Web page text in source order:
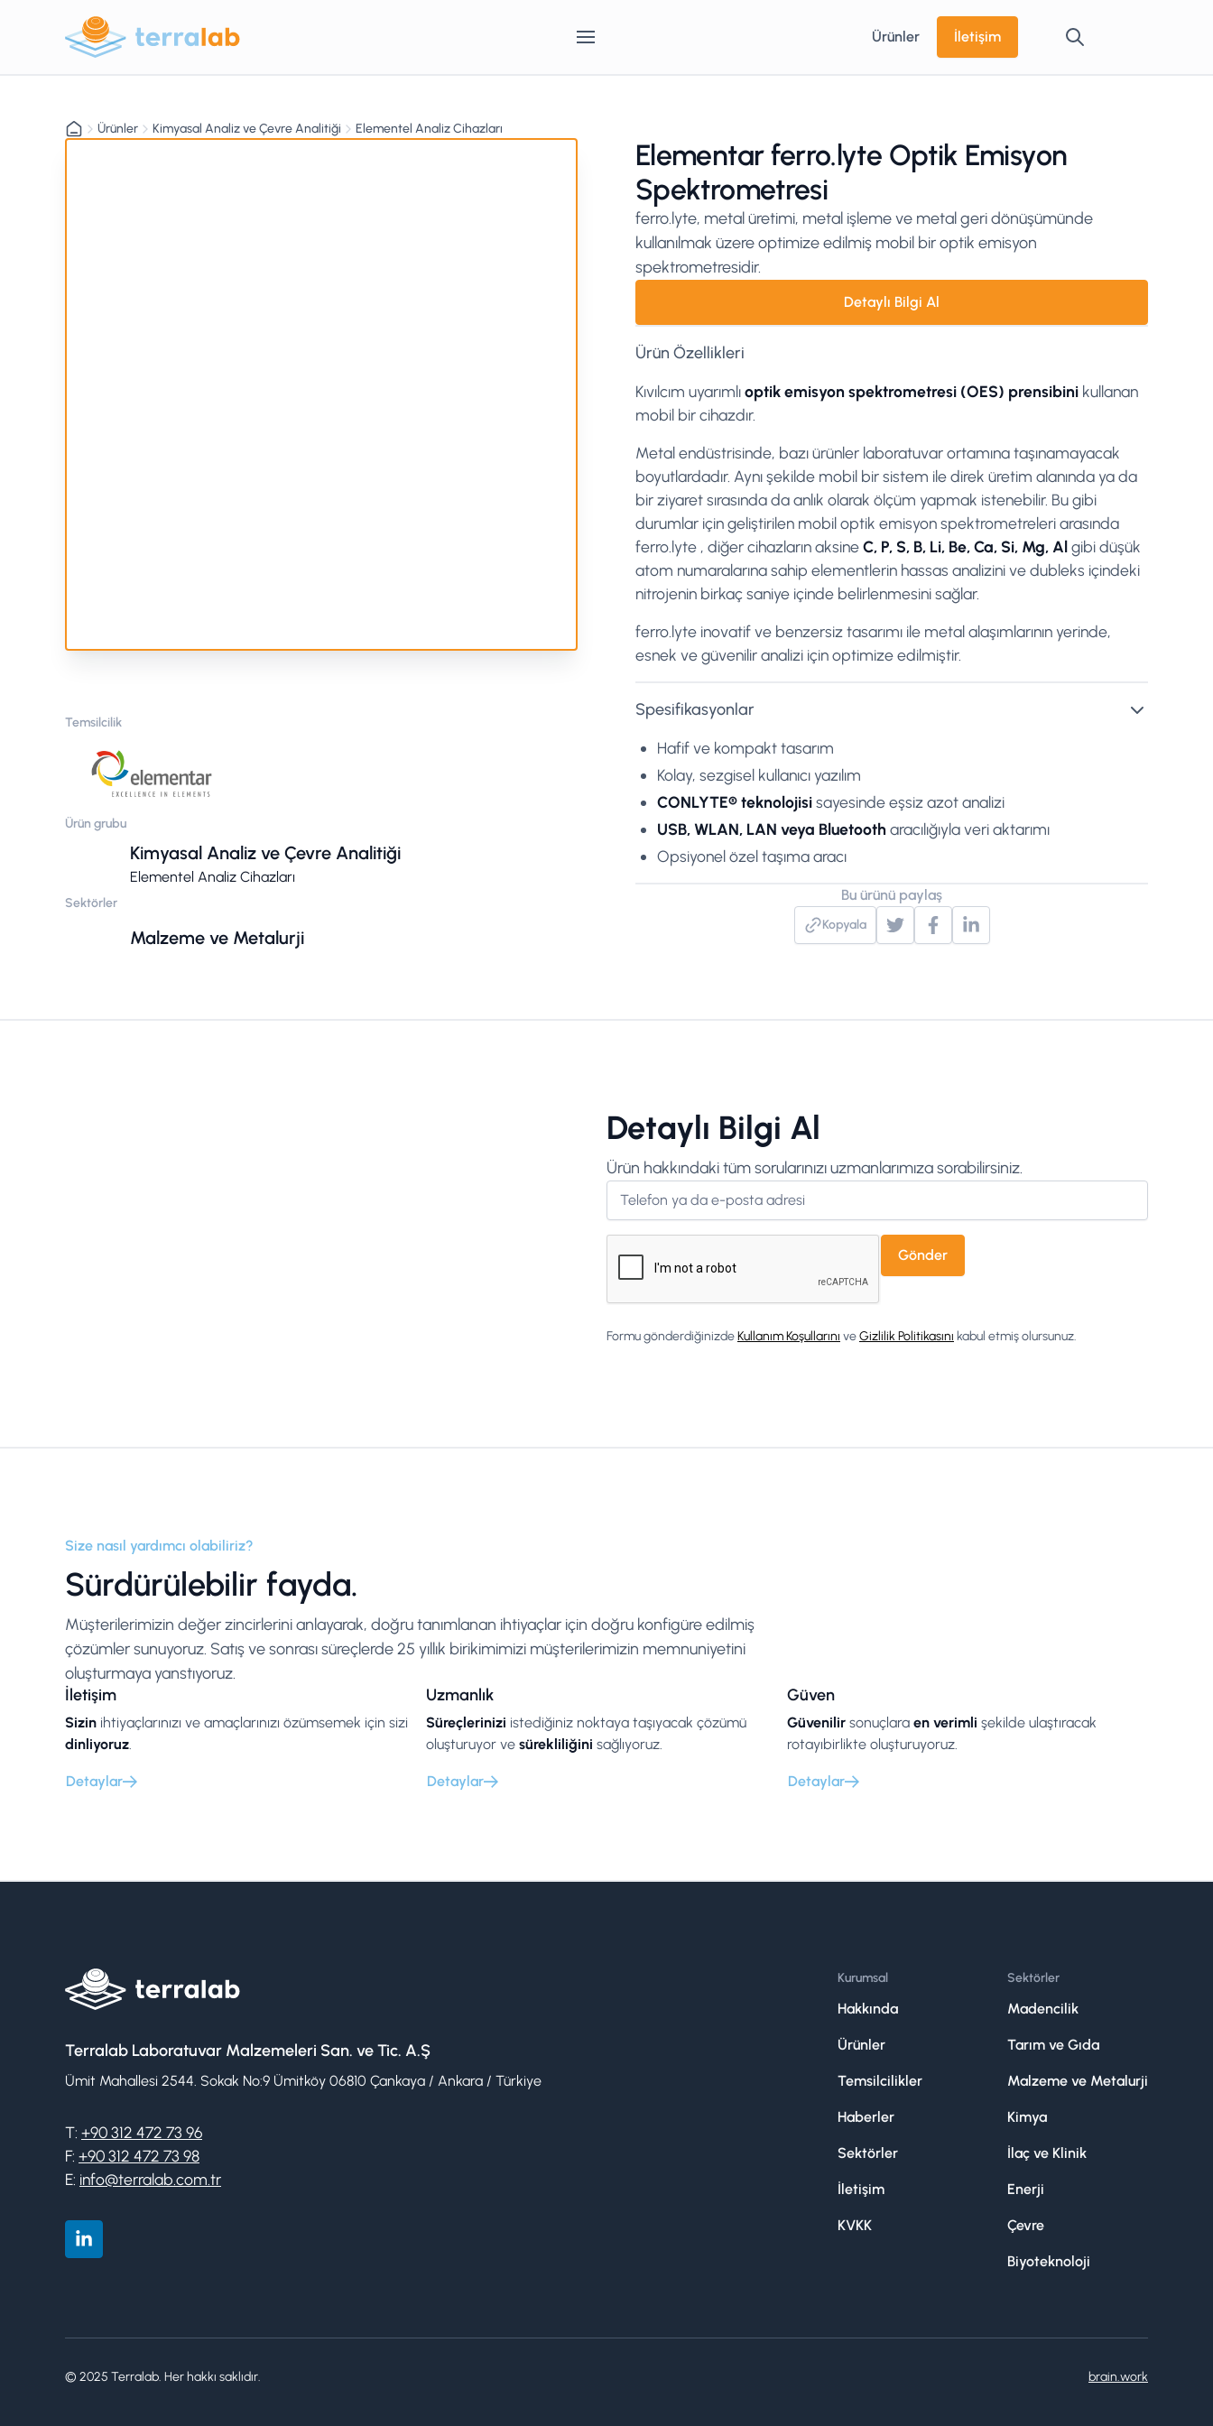
Ürünler İletişim
Ürünler Kimyasal Analiz ve Çevre Analitiği Elementel Analiz Cihazları
Elementar ferro.lyte Optik Emisyon
Spektrometresi
ferro.lyte, metal üretimi, metal işleme ve metal geri dönüşümünde
kullanılmak üzere optimize edilmiş mobil bir optik emisyon
spektrometresidir.
Detaylı Bilgi Al
Ürün Özellikleri
Kıvılcım uyarımlıoptik emisyon spektrometresi (OES) prensibini kullanan
mobil bir cihazdır.
Metal endüstrisinde, bazı ürünler laboratuvar ortamına taşınamayacak
boyutlardadır. Aynı şekilde mobil bir sistem ile direk üretim alanında ya da
bir ziyaret sırasında da anlık olarak ölçüm yapmak istenebilir. Bu gibi
durumlar için geliştirilen mobil optik emisyon spektrometreleri arasında
ferro.lyte , diğer cihazların aksineC, P, S, B, Li, Be, Ca, Si, Mg, Algibi düşük
atom numaralarına sahip elementlerin hassas analizini ve dubleks içindeki
nitrojenin birkaç saniye içinde belirlenmesini sağlar.
ferro.lyte inovatif ve benzersiz tasarımı ile metal alaşımlarının yerinde,
esnek ve güvenilir analizi için optimize edilmiştir.
Spesifikasyonlar
Hafif ve kompakt tasarım
Kolay, sezgisel kullanıcı yazılım
CONLYTE® teknolojisisayesinde eşsiz azot analizi
USB, WLAN, LAN veya Bluetootharacılığıyla veri aktarımı
Opsiyonel özel taşıma aracı
Bu ürünü paylaş
Kopyala
Temsilcilik
Ürün grubu
Kimyasal Analiz ve Çevre Analitiği
Elementel Analiz Cihazları
Sektörler
Malzeme ve Metalurji
Detaylı Bilgi Al
Ürün hakkındaki tüm sorularınızı uzmanlarımıza sorabilirsiniz.
Formu gönderdiğinizdeKullanım Koşullarını veGizlilik Politikasını kabul etmiş olursunuz.
Size nasıl yardımcı olabiliriz?
Sürdürülebilir fayda.
Müşterilerimizin değer zincirlerini anlayarak, doğru tanımlanan ihtiyaçlar için doğru konfigüre edilmiş
çözümler sunuyoruz. Satış ve sonrası süreçlerde 25 yıllık birikimimizi müşterilerimizin memnuniyetini
oluşturmaya yanstıyoruz.
İletişim
Sizin ihtiyaçlarınızı ve amaçlarınızı özümsemek için sizi
dinliyoruz.
Detaylar
Uzmanlık
Süreçlerinizi istediğiniz noktaya taşıyacak çözümü
oluşturuyor ve sürekliliğini sağlıyoruz.
Detaylar
Güven
Güvenilir sonuçlara en verimli şekilde ulaştıracak
rotayıbirlikte oluşturuyoruz.
Detaylar
Terralab Laboratuvar Malzemeleri San. ve Tic. A.Ş
Ümit Mahallesi 2544. Sokak No:9 Ümitköy 06810 Çankaya / Ankara / Türkiye
T: +90 312 472 73 96
F: +90 312 472 73 98
E: info@terralab.com.tr
Kurumsal
Hakkında
Ürünler
Temsilcilikler
Haberler
Sektörler
İletişim
KVKK
Sektörler
Madencilik
Tarım ve Gıda
Malzeme ve Metalurji
Kimya
İlaç ve Klinik
Enerji
Çevre
Biyoteknoloji
© 2025 Terralab. Her hakkı saklıdır. brain.work